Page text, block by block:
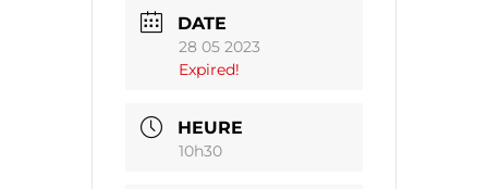
DATE
28 05 2023
Expired!
HEURE
10h30